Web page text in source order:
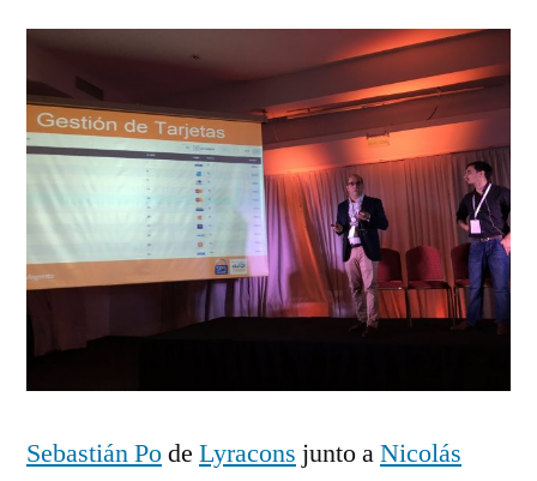
Sebastián Pode Lyracons junto aNicolás